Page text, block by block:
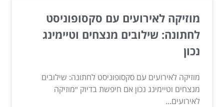
מוזיקה לאירועים עם סקסופוניסט
לחתונה: שילובים מנצחים וטיימינג
נכון
מוזיקה לאירועים עם סקסופוניסט לחתונה: שילובים
מנצחים וטיימינג נכון אם חיפשת בדיוק ״מוזיקה
לאירועים...